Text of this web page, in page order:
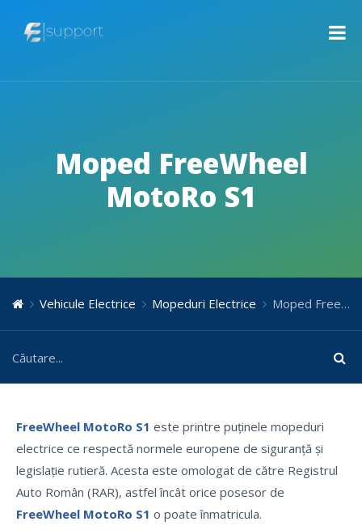
Moped FreeWheel
MotoRo S1
Vehicule Electrice Mopeduri Electrice Moped FreeWheel MotoRo S1
FreeWheel MotoRo S1 este printre puținele mopeduri
electrice ce respectă normele europene de siguranță și
legislație rutieră. Acesta este omologat de către Registrul
Auto Român (RAR), astfel încât orice posesor de
FreeWheel MotoRo S1 o poate înmatricula.